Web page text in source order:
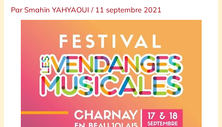
ParSmahïn YAHYAOUI/ 11 septembre 2021